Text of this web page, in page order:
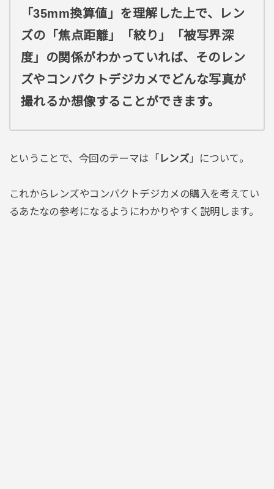
「35mm換算値」を理解した上で、レン
ズの「焦点距離」「絞り」「被写界深
度」の関係がわかっていれば、そのレン
ズやコンパクトデジカメでどんな写真が
撮れるか想像することができます。
ということで、今回のテーマは「レンズ」について。
これからレンズやコンパクトデジカメの購入を考えてい
るあたなの参考になるようにわかりやすく説明します。